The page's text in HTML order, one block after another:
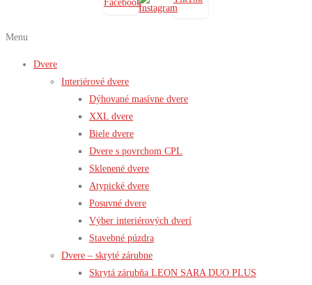
Menu
Dvere
Interiérové dvere
Dýhované masívne dvere
XXL dvere
Biele dvere
Dvere s povrchom CPL
Sklenené dvere
Atypické dvere
Posuvné dvere
Výber interiérových dverí
Stavebné púzdra
Dvere – skryté zárubne
Skrytá zárubňa LEON SARA DUO PLUS